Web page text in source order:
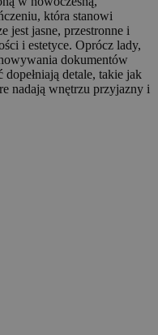
która stanowi
jest jasne, przestronne i
i estetyce. Oprócz lady,
dokumentów
dopełniają detale, takie jak
nadają wnętrzu przyjazny i